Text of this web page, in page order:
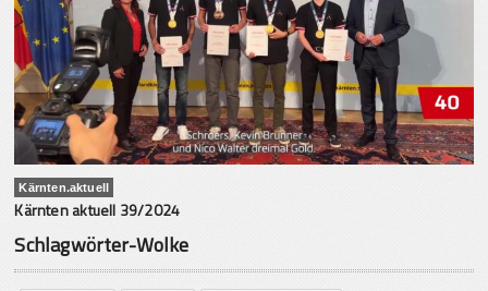
Kärnten.aktuell
Kärnten aktuell 39/2024
Schlagwörter-Wolke